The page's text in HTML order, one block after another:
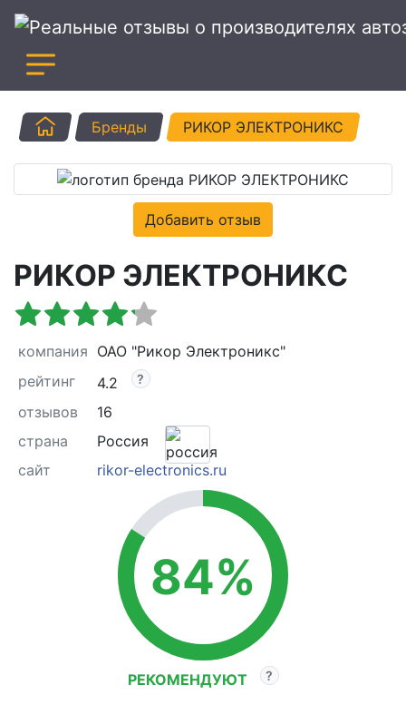
ГлавнаяБренды РИКОР ЭЛЕКТРОНИКС
Добавить отзыв
РИКОР ЭЛЕКТРОНИКС
компания ОАО "Рикор Электроникс"
рейтинг
4.2
отзывов
16
страна
Россия
сайт
rikor-electronics.ru
84%
РЕКОМЕНДУЮТ